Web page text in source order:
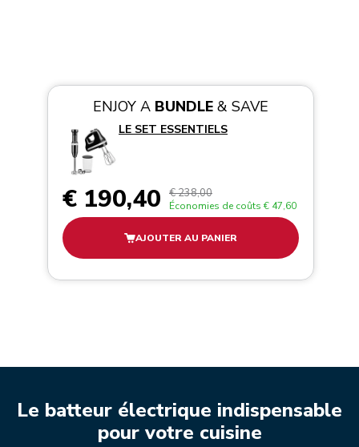
ENJOY A BUNDLE& SAVE
LE SET ESSENTIELS
€ 190,40 € 238,00
Économies de coûts € 47,60
AJOUTER AU PANIER
Le batteur électrique indispensable
pour votre cuisine